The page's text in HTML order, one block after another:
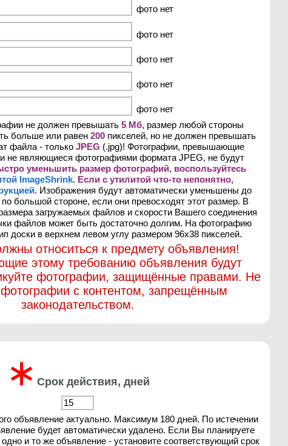
фото нет
фото нет
фото нет
фото нет
фото нет
не должен превышать 5 Мб, размер любой стороны
больше или равен 200пикселей, но не должен превышать
файла - только JPEG (.jpg)! Фотографии, превышающие
не являющиеся фотографиями формата JPEG, не будут
уменьшить размер фотографий, воспользуйтесь
ImageShrink. Если с утилитой что-то непонятно,
. Изображения будут автоматически уменьшены до
большой стороне, если они превосходят этот размер. В
загружаемых файлов и скорости Вашего соединения
файлов может быть достаточно долгим. На фотографию
доски в верхнем левом углу размером 96х38 пикселей.
относиться к предмету объявления!
этому требованию объявления будут
фотографии, защищённые правами. Не
с контентом, запрещённым
законодательством.
∗ Срок действия, дней
объявление актуально. Максимум 180 дней. По истечении
будет автоматически удалено. Если Вы планируете
и то же объявление - установите соответствующий срок